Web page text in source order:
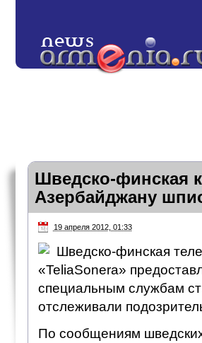
Шведско-финская
Азербайджану
19 апреля 2012, 01:33
Шведско-финская
«TeliaSonera»
специальным службам
отслеживали
По сообщениям